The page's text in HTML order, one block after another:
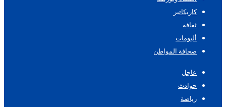
كاريكاتير
ثقافة
ألبومات
صحافة المواطن
عاجل
حوادث
رياضة